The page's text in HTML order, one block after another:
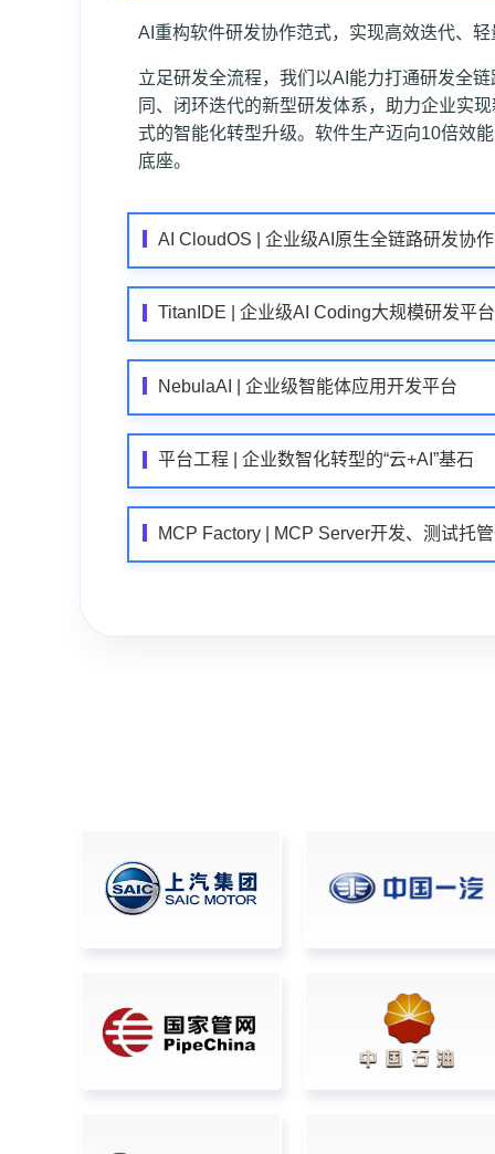
AI重构软件研发协作范式，实现高效迭代、
立足研发全流程，我们以AI能力打通研发全
同、闭环迭代的新型研发体系，助力企业实
式的智能化转型升级。软件生产迈向10倍效
底座。
AI CloudOS | 企业级AI原生全链路研发协
TitanIDE | 企业级AI Coding大规模研发平台
NebulaAI | 企业级智能体应用开发平台
平台工程 | 企业数智化转型的“云+AI”基石
MCP Factory | MCP Server开发、测试托